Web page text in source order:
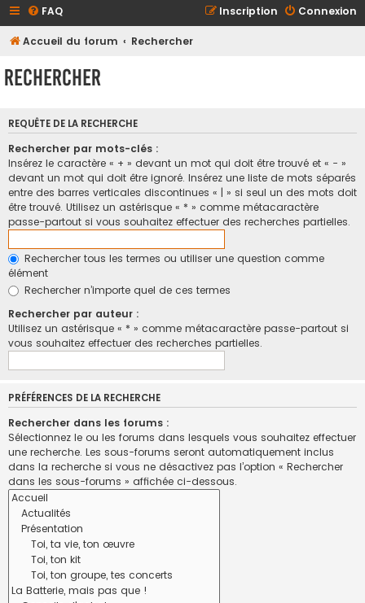
FAQ Connexion
Inscription
Accueil du forum Rechercher
Rechercher
REQUÊTE DE LA RECHERCHE
Rechercher par mots-clés :
Insérez le caractère « + » devant un mot qui doit être trouvé et « - »
devant un mot qui doit être ignoré. Insérez une liste de mots séparés
entre des barres verticales discontinues « | » si seul un des mots doit
être trouvé. Utilisez un astérisque « * » comme métacaractère
passe-partout si vous souhaitez effectuer des recherches partielles.
Rechercher tous les termes ou utiliser une question comme
élément
Rechercher n’importe quel de ces termes
Rechercher par auteur :
Utilisez un astérisque « * » comme métacaractère passe-partout si
vous souhaitez effectuer des recherches partielles.
PRÉFÉRENCES DE LA RECHERCHE
Rechercher dans les forums :
Sélectionnez le ou les forums dans lesquels vous souhaitez effectuer
une recherche. Les sous-forums seront automatiquement inclus
dans la recherche si vous ne désactivez pas l’option « Rechercher
dans les sous-forums » affichée ci-dessous.